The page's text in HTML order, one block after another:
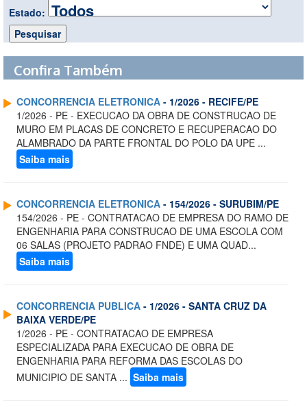
Estado:
Confira Também
CONCORRENCIA ELETRONICA - 1/2026 - RECIFE/PE
1/2026 - PE - EXECUCAO DA OBRA DE CONSTRUCAO DE
MURO EM PLACAS DE CONCRETO E RECUPERACAO DO
ALAMBRADO DA PARTE FRONTAL DO POLO DA UPE ...
Saiba mais
CONCORRENCIA ELETRONICA - 154/2026 - SURUBIM/PE
154/2026 - PE - CONTRATACAO DE EMPRESA DO RAMO DE
ENGENHARIA PARA CONSTRUCAO DE UMA ESCOLA COM
06 SALAS (PROJETO PADRAO FNDE) E UMA QUAD...
Saiba mais
CONCORRENCIA PUBLICA - 1/2026 - SANTA CRUZ DA
BAIXA VERDE/PE
1/2026 - PE - CONTRATACAO DE EMPRESA
ESPECIALIZADA PARA EXECUCAO DE OBRA DE
ENGENHARIA PARA REFORMA DAS ESCOLAS DO
MUNICIPIO DE SANTA ... Saiba mais